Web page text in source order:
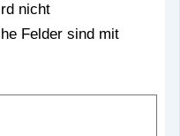
nicht
Felder sind mit